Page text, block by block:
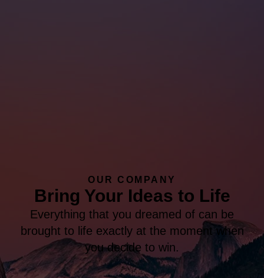
OUR COMPANY
Bring Your Ideas to Life
Everything that you dreamed of can be
brought to life exactly at the moment when
you decide to win.